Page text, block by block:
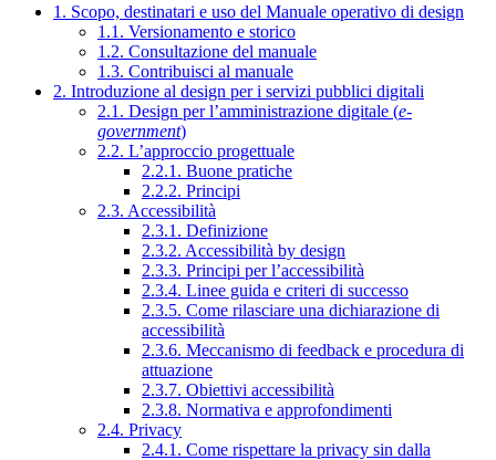
1. Scopo, destinatari e uso del Manuale operativo di design
1.1. Versionamento e storico
1.2. Consultazione del manuale
1.3. Contribuisci al manuale
2. Introduzione al design per i servizi pubblici digitali
2.1. Design per l’amministrazione digitale (e-
government)
2.2. L’approccio progettuale
2.2.1. Buone pratiche
2.2.2. Principi
2.3. Accessibilità
2.3.1. Definizione
2.3.2. Accessibilità by design
2.3.3. Principi per l’accessibilità
2.3.4. Linee guida e criteri di successo
2.3.5. Come rilasciare una dichiarazione di
accessibilità
2.3.6. Meccanismo di feedback e procedura di
attuazione
2.3.7. Obiettivi accessibilità
2.3.8. Normativa e approfondimenti
2.4. Privacy
2.4.1. Come rispettare la privacy sin dalla